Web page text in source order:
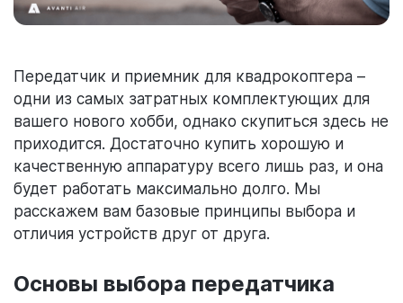
Передатчик и приемник для квадрокоптера –
одни из самых затратных комплектующих для
вашего нового хобби, однако скупиться здесь не
приходится. Достаточно купить хорошую и
качественную аппаратуру всего лишь раз, и она
будет работать максимально долго. Мы
расскажем вам базовые принципы выбора и
отличия устройств друг от друга.
Основы выбора передатчика